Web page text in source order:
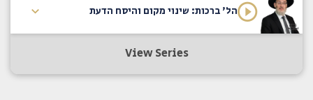
הל' ברכות: שינוי מקום והיסח הדעת
View Series